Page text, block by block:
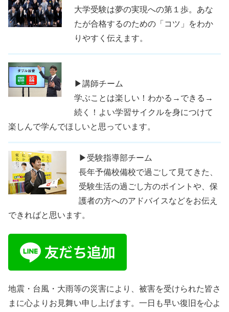
大学受験は夢の実現への第１歩。あな
たが合格するのための「コツ」をわか
りやすく伝えます。
▶講師チーム
学ぶことは楽しい！わかる→できる→
続く！よい学習サイクルを身につけて
楽しんで学んでほしいと思っています。
▶受験指導部チーム
長年予備校備校で過ごして見てきた、
受験生活の過ごし方のポイントや、保
護者の方へのアドバイスなどをお伝え
できればと思います。
地震・台風・大雨等の災害により、被害を受けられた皆さ
まに心よりお見舞い申し上げます。一日も早い復旧を心よ